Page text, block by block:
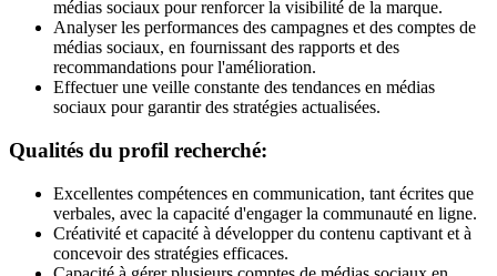
médias sociaux pour renforcer la visibilité de la marque.
Analyser les performances des campagnes et des comptes de
médias sociaux, en fournissant des rapports et des
recommandations pour l'amélioration.
Effectuer une veille constante des tendances en médias
sociaux pour garantir des stratégies actualisées.
Qualités du profil recherché:
Excellentes compétences en communication, tant écrites que
verbales, avec la capacité d'engager la communauté en ligne.
Créativité et capacité à développer du contenu captivant et à
concevoir des stratégies efficaces.